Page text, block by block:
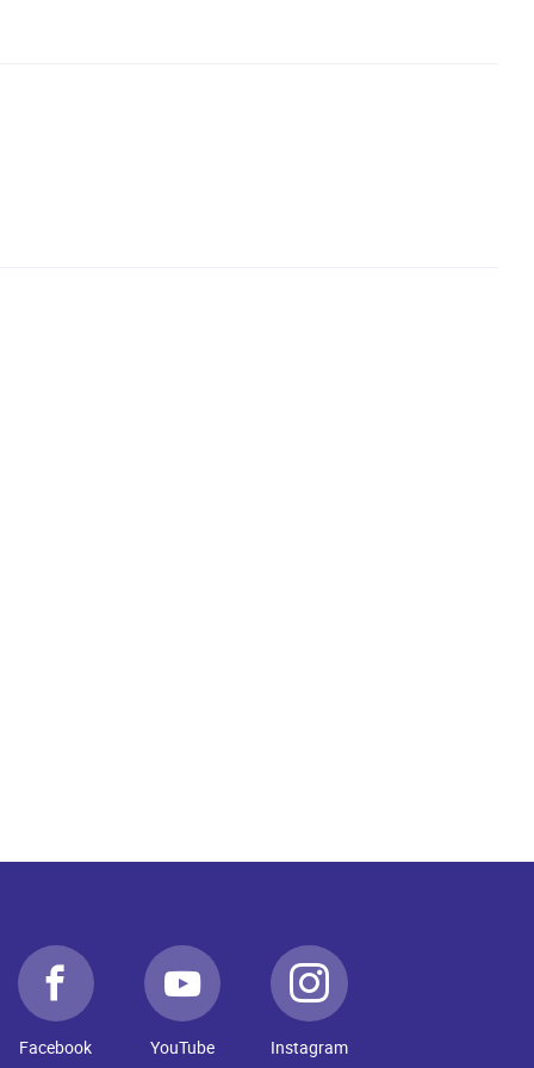
Facebook YouTube Instagram